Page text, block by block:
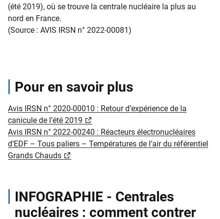
(été 2019), où se trouve la centrale nucléaire la plus au
nord en France.
(Source : AVIS IRSN n° 2022-00081)
Pour en savoir plus
Avis IRSN n° 2020-00010 : Retour d’expérience de la
canicule de l’été 2019
Avis IRSN n° 2022-00240 : Réacteurs électronucléaires
d’EDF – Tous paliers – Températures de l’air du référentiel
Grands Chauds
INFOGRAPHIE - Centrales
nucléaires : comment contrer